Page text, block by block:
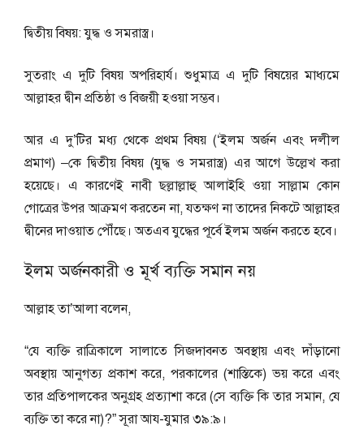
দ্বিতীয় বিষয়: যুদ্ধ ও সমরাস্ত্র।
সুতরাং এ দুটি বিষয় অপরিহার্য। শুধুমাত্র এ দুটি বিষয়ের মাধ্যমে
আল্লাহর দ্বীন প্রতিষ্ঠা ও বিজয়ী হওয়া সম্ভব।
আর এ দু’টির মধ্য থেকে প্রথম বিষয় (‘ইলম অর্জন এবং দলীল
প্রমাণ) –কে দ্বিতীয় বিষয় (যুদ্ধ ও সমরাস্ত্র) এর আগে উল্লেখ করা
হয়েছে। এ কারণেই নাবী ছল্লাল্লাহু আলাইহি ওয়া সাল্লাম কোন
গোত্রের উপর আক্রমণ করতেন না, যতক্ষণ না তাদের নিকটে আল্লাহর
দ্বীনের দাওয়াত পৌঁছে। অতএব যুদ্ধের পূর্বে ইলম অর্জন করতে হবে।
ইলম অর্জনকারী ও মূর্খ ব্যক্তি সমান নয়
আল্লাহ তা’আলা বলেন,
“যে ব্যক্তি রাত্রিকালে সালাতে সিজদাবনত অবস্থায় এবং দাঁড়ানো
অবস্থায় আনুগত্য প্রকাশ করে, পরকালের (শাস্তিকে) ভয় করে এবং
তার প্রতিপালকের অনুগ্রহ প্রত্যাশা করে (সে ব্যক্তি কি তার সমান, যে
ব্যক্তি তা করে না)?” সূরা আয-যুমার ৩৯:৯।